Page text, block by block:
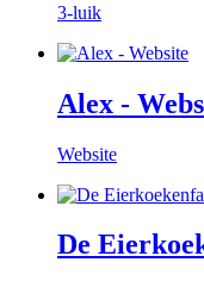
3-luik
Alex -
Website
De